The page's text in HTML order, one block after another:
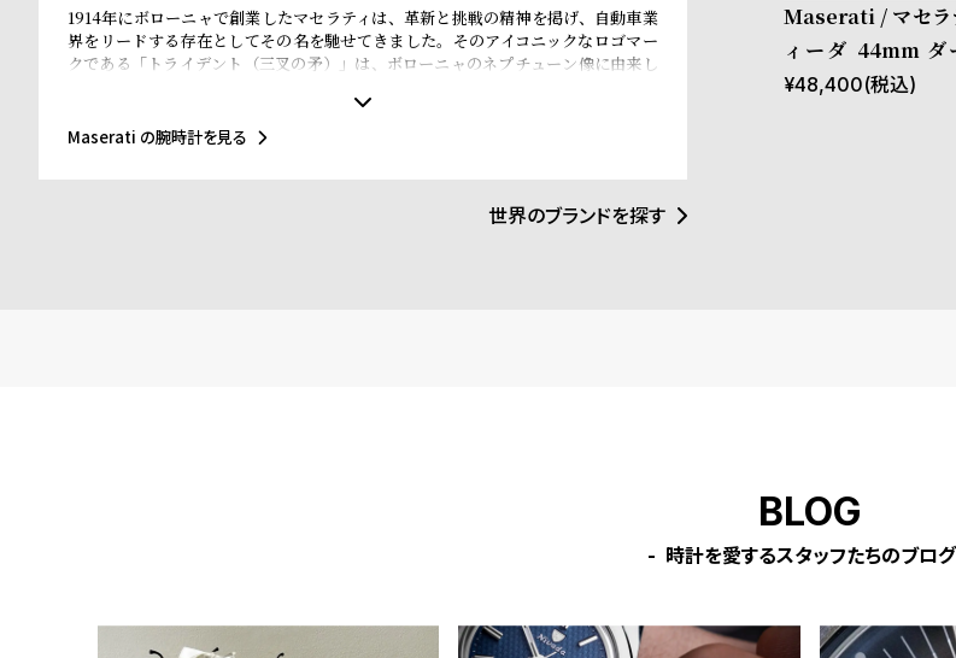
1914年にボローニャで創業したマセラティは、革新と挑戦の精神を掲げ、自動車業
界をリードする存在としてその名を馳せてきました。そのアイコニックなロゴマー
クである「トライデント（三叉の矛）」は、ボローニャのネプチューン像に由来し
マセラティのブランド哲学に深く根付いており、マセラティのブランド理念である
「力強さ、情熱、優雅さ」を表現しています。この理念は自動車のみならず、ウォ
妙に融合したアイテムの数々は、所有者に誇りを感じさせる象徴的な存在となって
Maserati の腕時計を見る
世界のブランドを探す
Maserati / マセラ
ィーダ 44mm ダ
ダイヤル ダークガ
¥48,400(税込)
BLOG
時計を愛するスタッフたちのブログ